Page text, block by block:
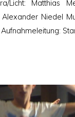
Licht: Matthias
Niedel